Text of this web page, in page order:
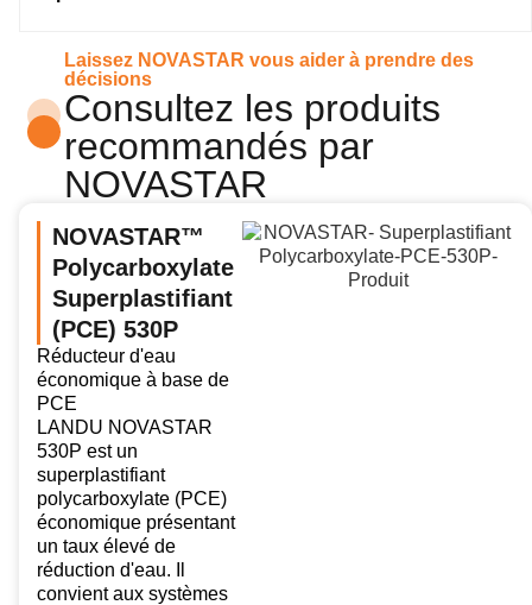
Laissez NOVASTAR vous aider à prendre des
décisions
Consultez les produits
recommandés par
NOVASTAR
NOVASTAR™
Polycarboxylate
Superplastifiant
(PCE) 530P
Réducteur d'eau
économique à base de
PCE
LANDU NOVASTAR
530P est un
superplastifiant
polycarboxylate (PCE)
économique présentant
un taux élevé de
réduction d'eau. Il
convient aux systèmes